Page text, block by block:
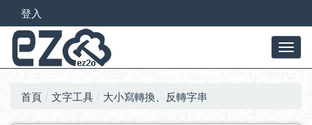
登入
首頁 文字工具 大小寫轉換、反轉字串